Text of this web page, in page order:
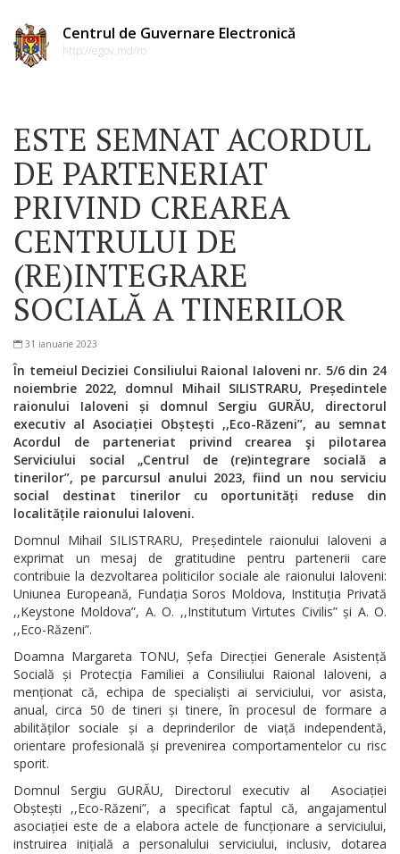
Centrul de Guvernare Electronică
http://egov.md/ro
ESTE SEMNAT ACORDUL
DE PARTENERIAT
PRIVIND CREAREA
CENTRULUI DE
(RE)INTEGRARE
SOCIALĂ A TINERILOR
31 ianuarie 2023
În temeiul Deciziei Consiliului Raional Ialoveni nr. 5/6 din 24
noiembrie 2022, domnul Mihail SILISTRARU, Președintele
raionului Ialoveni și domnul Sergiu GURĂU, directorul
executiv al Asociației Obștești ,,Eco-Răzeni”, au semnat
Acordul de parteneriat privind crearea şi pilotarea
Serviciului social „Centrul de (re)integrare socială a
tinerilor”, pe parcursul anului 2023, fiind un nou serviciu
social destinat tinerilor cu oportunități reduse din
localitățile raionului Ialoveni.
Domnul Mihail SILISTRARU, Președintele raionului Ialoveni a
exprimat un mesaj de gratitudine pentru partenerii care
contribuie la dezvoltarea politicilor sociale ale raionului Ialoveni:
Uniunea Europeană, Fundația Soros Moldova, Instituția Privată
,,Keystone Moldova”, A. O. ,,Institutum Virtutes Civilis” și A. O.
,,Eco-Răzeni”.
Doamna Margareta TONU, Șefa Direcției Generale Asistență
Socială și Protecția Familiei a Consiliului Raional Ialoveni, a
menționat că, echipa de specialiști ai serviciului, vor asista,
anual, circa 50 de tineri și tinere, în procesul de formare a
abilităților sociale și a deprinderilor de viață independentă,
orientare profesională și prevenirea comportamentelor cu risc
sporit.
Domnul Sergiu GURĂU, Directorul executiv al Asociației
Obștești ,,Eco-Răzeni”, a specificat faptul că, angajamentul
asociației este de a elabora actele de funcționare a serviciului,
instruirea inițială a personalului serviciului, inclusiv, dotarea